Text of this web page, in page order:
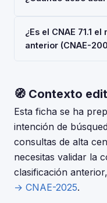
Clasificación
2025 (CNAE-2025),
'Servicios técnicos
actividades
el Registro
¿Es el CNAE 71.1
anterior (CNAE-
para verificar si el
periodo de
2025.
🧭 Contexto
Esta ficha se ha
intención de
consultas de alta
necesitas validar la
clasificación
→ CNAE-2025.